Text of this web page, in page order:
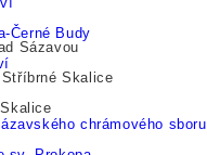
Sázavou
Stříbrné Skalice
Černé Budy
chrámového sboru